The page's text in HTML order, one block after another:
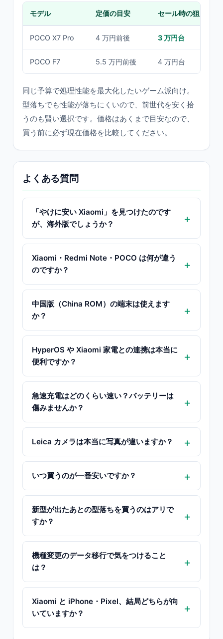
モデル 定価の目安 セール時の狙い価格
POCO X7 Pro 4 万円前後 3 万円台
POCO F7 5.5 万円前後 4 万円台
同じ予算で処理性能を最大化したいゲーム派向け。
型落ちでも性能が落ちにくいので、前世代を安く拾
うのも賢い選択です。価格はあくまで目安なので、
買う前に必ず現在価格を比較してください。
よくある質問
「やけに安い Xiaomi」を見つけたのです
が、海外版でしょうか？
Xiaomi・Redmi Note・POCO は何が違う
のですか？
中国版（China ROM）の端末は使えます
か？
HyperOS や Xiaomi 家電との連携は本当に
便利ですか？
急速充電はどのくらい速い？バッテリーは
傷みませんか？
Leica カメラは本当に写真が違いますか？
いつ買うのが一番安いですか？
新型が出たあとの型落ちを買うのはアリで
すか？
機種変更のデータ移行で気をつけること
は？
Xiaomi と iPhone・Pixel、結局どちらが向
いていますか？